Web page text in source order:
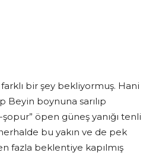
bir şey bekliyormuş. Hani
Beyin boynuna sarılıp
öpen güneş yanığı tenli
bu yakın ve de pek
fazla beklentiye kapılmış